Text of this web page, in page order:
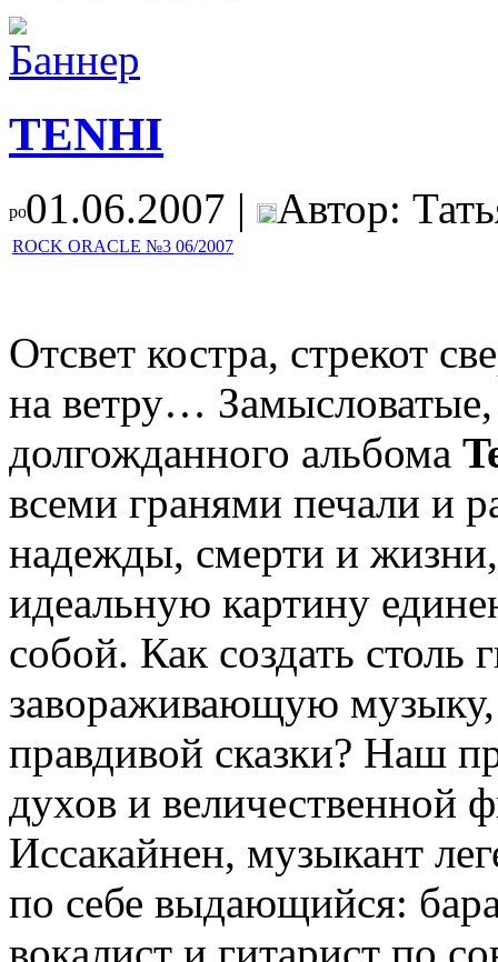
TENHI
01.06.2007 | Автор:
ROCK ORACLE №3 06/2007
Отсвет костра, стрекот
на ветру…
долгожданного альбома
всеми гранями печали и
надежды, смерти и
идеальную картину
собой. Как создать столь
завораживающую
правдивой сказки? Наш
духов и величественной
Иссакайнен, музыкант
по себе выдающийся: